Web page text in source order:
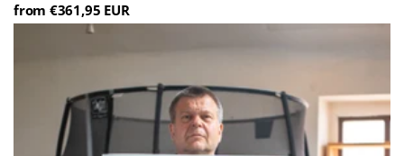
from €361,95 EUR